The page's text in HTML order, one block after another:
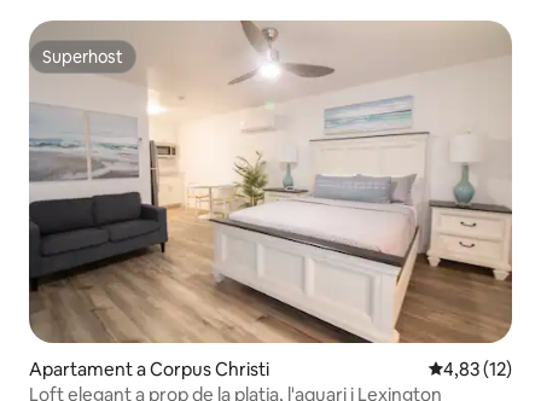
Superhost
Superhost
Apartament a Corpus Christi 4,83 de
4,83 (12)
Loft elegant a prop de la platja, l'aquari i Lexington